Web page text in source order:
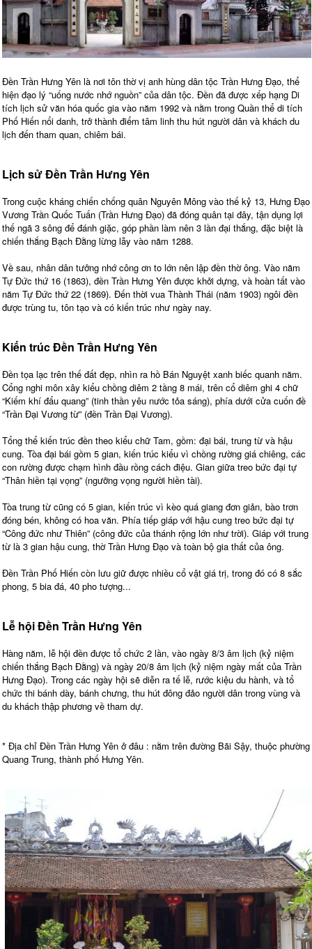
Đền Trần Hưng Yên là nơi tôn thờ vị anh hùng dân tộc Trần Hưng Đạo, thể
hiện đạo lý “uống nước nhớ nguồn” của dân tộc. Đền đã được xếp hạng Di
tích lịch sử văn hóa quốc gia vào năm 1992 và nằm trong Quần thể di tích
Phố Hiến nổi danh, trở thành điểm tâm linh thu hút người dân và khách du
lịch đến tham quan, chiêm bái.
Lịch sử Đền Trần Hưng Yên
Trong cuộc kháng chiến chống quân Nguyên Mông vào thế kỷ 13, Hưng Đạo
Vương Trần Quốc Tuấn (Trần Hưng Đạo) đã đóng quân tại đây, tận dụng lợi
thế ngã 3 sông để đánh giặc, góp phần làm nên 3 lần đại thắng, đặc biệt là
chiến thắng Bạch Đằng lừng lẫy vào năm 1288.
Về sau, nhân dân tưởng nhớ công ơn to lớn nên lập đền thờ ông. Vào năm
Tự Đức thứ 16 (1863), đền Trần Hưng Yên được khởi dựng, và hoàn tất vào
năm Tự Đức thứ 22 (1869). Đến thời vua Thành Thái (năm 1903) ngôi đền
được trùng tu, tôn tạo và có kiến trúc như ngày nay.
Kiến trúc Đền Trần Hưng Yên
Đền tọa lạc trên thế đất đẹp, nhìn ra hồ Bán Nguyệt xanh biếc quanh năm.
Cổng nghi môn xây kiểu chồng diêm 2 tầng 8 mái, trên cổ diêm ghi 4 chữ
“Kiếm khí đẩu quang” (tinh thần yêu nước tỏa sáng), phía dưới cửa cuốn đề
“Trần Đại Vương từ” (đền Trần Đại Vương).
Tổng thể kiến trúc đền theo kiểu chữ Tam, gồm: đại bái, trung từ và hậu
cung. Tòa đại bái gồm 5 gian, kiến trúc kiểu vì chồng rường giá chiêng, các
con rường được chạm hình đầu rồng cách điệu. Gian giữa treo bức đại tự
“Thân hiền tại vọng” (ngưỡng vọng người hiền tài).
Tòa trung từ cũng có 5 gian, kiến trúc vì kèo quá giang đơn giản, bào trơn
đóng bén, không có hoa văn. Phía tiếp giáp với hậu cung treo bức đại tự
“Công đức như Thiên” (công đức của thánh rộng lớn như trời). Giáp với trung
từ là 3 gian hậu cung, thờ Trần Hưng Đạo và toàn bộ gia thất của ông.
Đền Trần Phố Hiến còn lưu giữ được nhiều cổ vật giá trị, trong đó có 8 sắc
phong, 5 bia đá, 40 pho tượng...
Lễ hội Đền Trần Hưng Yên
Hàng năm, lễ hội đền được tổ chức 2 lần, vào ngày 8/3 âm lịch (kỷ niệm
chiến thắng Bạch Đằng) và ngày 20/8 âm lịch (kỷ niệm ngày mất của Trần
Hưng Đạo). Trong các ngày hội sẽ diễn ra tế lễ, rước kiệu du hành, và tổ
chức thi bánh dày, bánh chưng, thu hút đông đảo người dân trong vùng và
du khách thập phương về tham dự.
* Địa chỉ Đền Trần Hưng Yên ở đâu : nằm trên đường Bãi Sậy, thuộc phường
Quang Trung, thành phố Hưng Yên.